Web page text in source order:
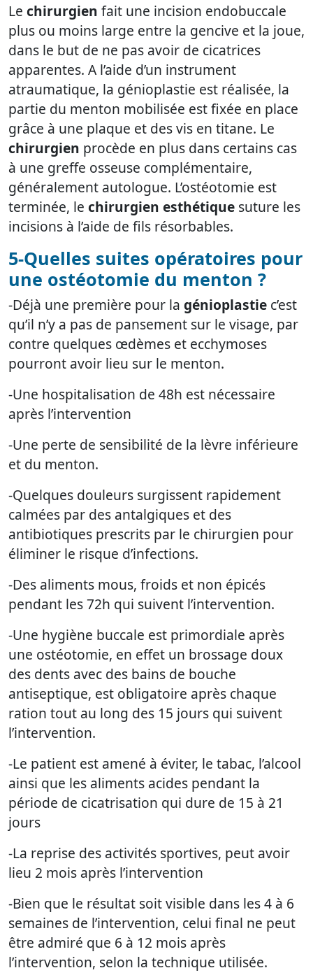
Le chirurgien fait une incision endobuccale
plus ou moins large entre la gencive et la joue,
dans le but de ne pas avoir de cicatrices
apparentes. A l’aide d’un instrument
atraumatique, la génioplastie est réalisée, la
partie du menton mobilisée est fixée en place
grâce à une plaque et des vis en titane. Le
chirurgien procède en plus dans certains cas
à une greffe osseuse complémentaire,
généralement autologue. L’ostéotomie est
terminée, le chirurgien esthétique suture les
incisions à l’aide de fils résorbables.
5-Quelles suites opératoires pour
une ostéotomie du menton ?
-Déjà une première pour la génioplastie c’est
qu’il n’y a pas de pansement sur le visage, par
contre quelques œdèmes et ecchymoses
pourront avoir lieu sur le menton.
-Une hospitalisation de 48h est nécessaire
après l’intervention
-Une perte de sensibilité de la lèvre inférieure
et du menton.
-Quelques douleurs surgissent rapidement
calmées par des antalgiques et des
antibiotiques prescrits par le chirurgien pour
éliminer le risque d’infections.
-Des aliments mous, froids et non épicés
pendant les 72h qui suivent l’intervention.
-Une hygiène buccale est primordiale après
une ostéotomie, en effet un brossage doux
des dents avec des bains de bouche
antiseptique, est obligatoire après chaque
ration tout au long des 15 jours qui suivent
l’intervention.
-Le patient est amené à éviter, le tabac, l’alcool
ainsi que les aliments acides pendant la
période de cicatrisation qui dure de 15 à 21
jours
-La reprise des activités sportives, peut avoir
lieu 2 mois après l’intervention
-Bien que le résultat soit visible dans les 4 à 6
semaines de l’intervention, celui final ne peut
être admiré que 6 à 12 mois après
l’intervention, selon la technique utilisée.